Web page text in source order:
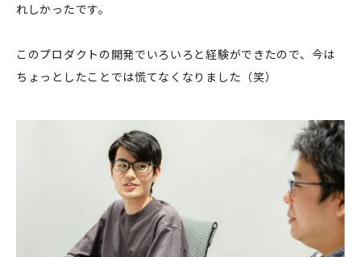
れしかったです。
このプロダクトの開発でいろいろと経験ができたので、今は
ちょっとしたことでは慌てなくなりました（笑）